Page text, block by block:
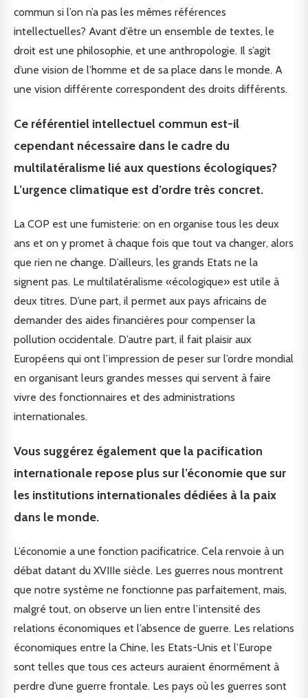
commun si l’on n’a pas les mêmes références
intellectuelles? Avant d’être un ensemble de textes, le
droit est une philosophie, et une anthropologie. Il s’agit
d’une vision de l’homme et de sa place dans le monde. A
une vision différente correspondent des droits différents.
Ce référentiel intellectuel commun est-il
cependant nécessaire dans le cadre du
multilatéralisme lié aux questions écologiques?
L’urgence climatique est d’ordre très concret.
La COP est une fumisterie: on en organise tous les deux
ans et on y promet à chaque fois que tout va changer, alors
que rien ne change. D’ailleurs, les grands Etats ne la
signent pas. Le multilatéralisme «écologique» est utile à
deux titres. D’une part, il permet aux pays africains de
demander des aides financières pour compenser la
pollution occidentale. D’autre part, il fait plaisir aux
Européens qui ont l’impression de peser sur l’ordre mondial
en organisant leurs grandes messes qui servent à faire
vivre des fonctionnaires et des administrations
internationales.
Vous suggérez également que la pacification
internationale repose plus sur l’économie que sur
les institutions internationales dédiées à la paix
dans le monde.
L’économie a une fonction pacificatrice. Cela renvoie à un
débat datant du XVIIIe siècle. Les guerres nous montrent
que notre système ne fonctionne pas parfaitement, mais,
malgré tout, on observe un lien entre l’intensité des
relations économiques et l’absence de guerre. Les relations
économiques entre la Chine, les Etats-Unis et l’Europe
sont telles que tous ces acteurs auraient énormément à
perdre d’une guerre frontale. Les pays où les guerres sont